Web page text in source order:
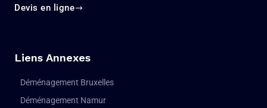
Devis en ligne
Liens Annexes
Déménagement Bruxelles
Déménagement Namur